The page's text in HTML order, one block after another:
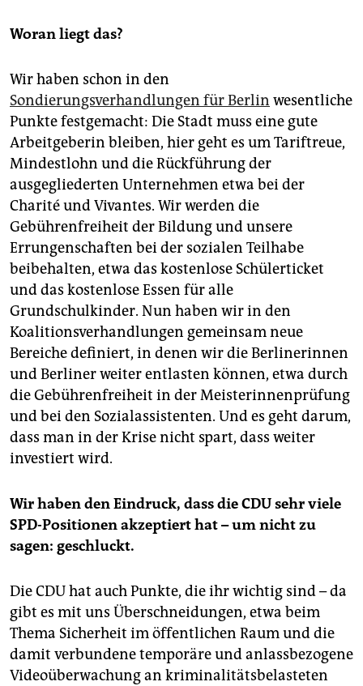
Woran liegt das?
Wir haben schon in den
Sondierungsverhandlungen für Berlin wesentliche
Punkte festgemacht: Die Stadt muss eine gute
Arbeitgeberin bleiben, hier geht es um Tariftreue,
Mindestlohn und die Rückführung der
ausgegliederten Unternehmen etwa bei der
Charité und Vivantes. Wir werden die
Gebührenfreiheit der Bildung und unsere
Errungenschaften bei der sozialen Teilhabe
beibehalten, etwa das kostenlose Schülerticket
und das kostenlose Essen für alle
Grundschulkinder. Nun haben wir in den
Koalitionsverhandlungen gemeinsam neue
Bereiche definiert, in denen wir die Berlinerinnen
und Berliner weiter entlasten können, etwa durch
die Gebührenfreiheit in der Meisterinnenprüfung
und bei den Sozialassistenten. Und es geht darum,
dass man in der Krise nicht spart, dass weiter
investiert wird.
Wir haben den Eindruck, dass die CDU sehr viele
SPD-Positionen akzeptiert hat – um nicht zu
sagen: geschluckt.
Die CDU hat auch Punkte, die ihr wichtig sind – da
gibt es mit uns Überschneidungen, etwa beim
Thema Sicherheit im öffentlichen Raum und die
damit verbundene temporäre und anlassbezogene
Videoüberwachung an kriminalitätsbelasteten